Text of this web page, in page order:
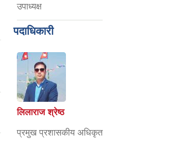
उपाध्यक्ष
पदाधिकारी
लिलाराज श्रेष्ठ
प्रमुख प्रशासकीय अधिकृत